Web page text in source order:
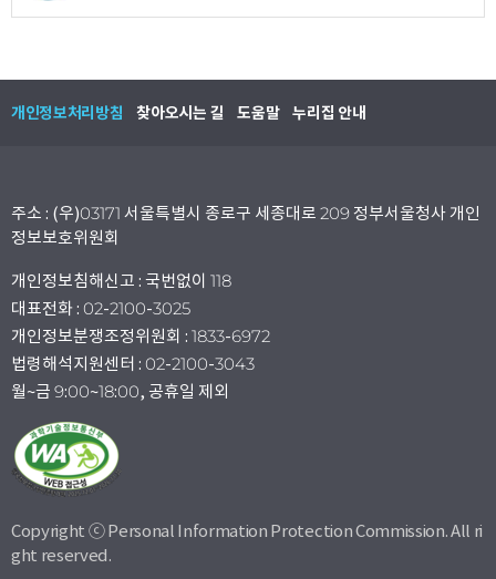
개인정보처리방침 찾아오시는 길 도움말 누리집 안내
주소 : (우)03171 서울특별시 종로구 세종대로 209 정부서울청사 개인
정보보호위원회
개인정보침해신고 : 국번없이 118
대표전화 : 02-2100-3025
개인정보분쟁조정위원회 : 1833-6972
법령해석지원센터 : 02-2100-3043
월~금 9:00~18:00, 공휴일 제외
Copyright ⓒ Personal Information Protection Commission. All ri
ght reserved.